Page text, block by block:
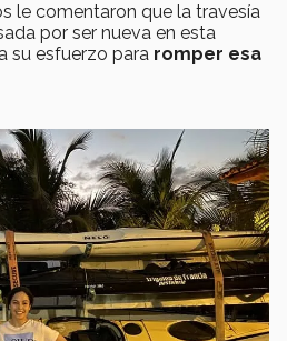
le comentaron que la travesía
por ser nueva en esta
su esfuerzo para romper esa